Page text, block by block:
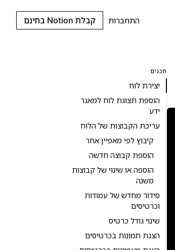
התחברות קבלת Notion בחינם
תכנים
יצירת לוח
הוספת תצוגת לוח למאגר
ידע
עריכת הקבוצות של הלוח
קיבוץ לפי מאפיין אחר
הוספת קבוצה חדשה
הוספה או שינוי של קבוצות
משנה
סידור מחדש של עמודות
וכרטיסים
שינוי גודל כרטיס
הצגת תמונות בכרטיסים